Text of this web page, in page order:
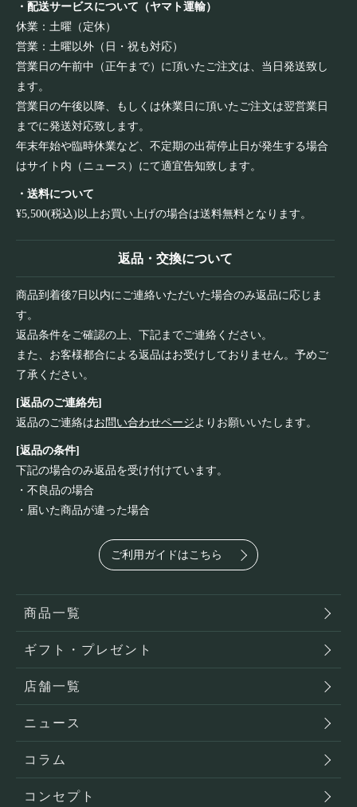
・配送サービスについて（ヤマト運輸）
休業：土曜（定休）
営業：土曜以外（日・祝も対応）
営業日の午前中（正午まで）に頂いたご注文は、当日発送致し
ます。
営業日の午後以降、もしくは休業日に頂いたご注文は翌営業日
までに発送対応致します。
年末年始や臨時休業など、不定期の出荷停止日が発生する場合
はサイト内（ニュース）にて適宜告知致します。
・送料について
¥5,500(税込)以上お買い上げの場合は送料無料となります。
返品・交換について
商品到着後7日以内にご連絡いただいた場合のみ返品に応じま
す。
返品条件をご確認の上、下記までご連絡ください。
また、お客様都合による返品はお受けしておりません。予めご
了承ください。
[返品のご連絡先]
返品のご連絡はお問い合わせページよりお願いいたします。
[返品の条件]
下記の場合のみ返品を受け付けています。
・不良品の場合
・届いた商品が違った場合
ご利用ガイドはこちら
商品一覧
ギフト・プレゼント
店舗一覧
ニュース
コラム
コンセプト